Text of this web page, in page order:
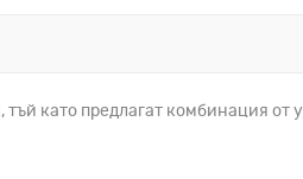
като предлагат комбинация